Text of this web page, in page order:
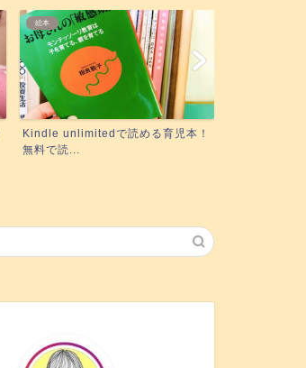
幼児教材
実際にポピーを使った3姉妹ママが
正直レビュー！下の子も使...